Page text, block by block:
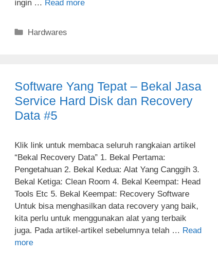
ingin … Read more
Categories
Hardwares
Software Yang Tepat – Bekal Jasa
Service Hard Disk dan Recovery
Data #5
Klik link untuk membaca seluruh rangkaian artikel
“Bekal Recovery Data” 1. Bekal Pertama:
Pengetahuan 2. Bekal Kedua: Alat Yang Canggih 3.
Bekal Ketiga: Clean Room 4. Bekal Keempat: Head
Tools Etc 5. Bekal Keempat: Recovery Software
Untuk bisa menghasilkan data recovery yang baik,
kita perlu untuk menggunakan alat yang terbaik
juga. Pada artikel-artikel sebelumnya telah … Read
more